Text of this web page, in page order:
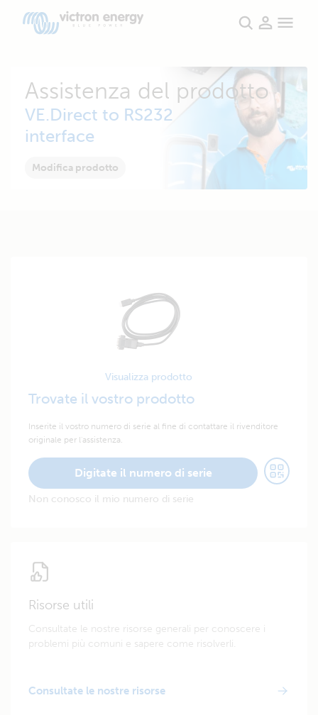
Assistenza del prodotto
VE.Direct to RS232
interface
Modifica prodotto
Visualizza prodotto
Trovate il vostro prodotto
Inserite il vostro numero di serie al fine di contattare il rivenditore
originale per l'assistenza.
Digitate il numero di serie
Non conosco il mio numero di serie
Risorse utili
Consultate le nostre risorse generali per conoscere i
problemi più comuni e sapere come risolverli.
Consultate le nostre risorse